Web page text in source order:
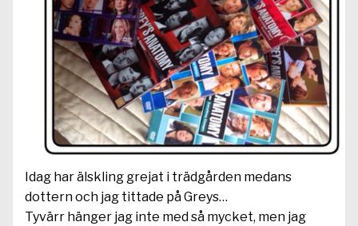
Idag har älskling grejat i trädgården medans
dottern och jag tittade på Greys…
Tyvärr hänger jag inte med så mycket, men jag